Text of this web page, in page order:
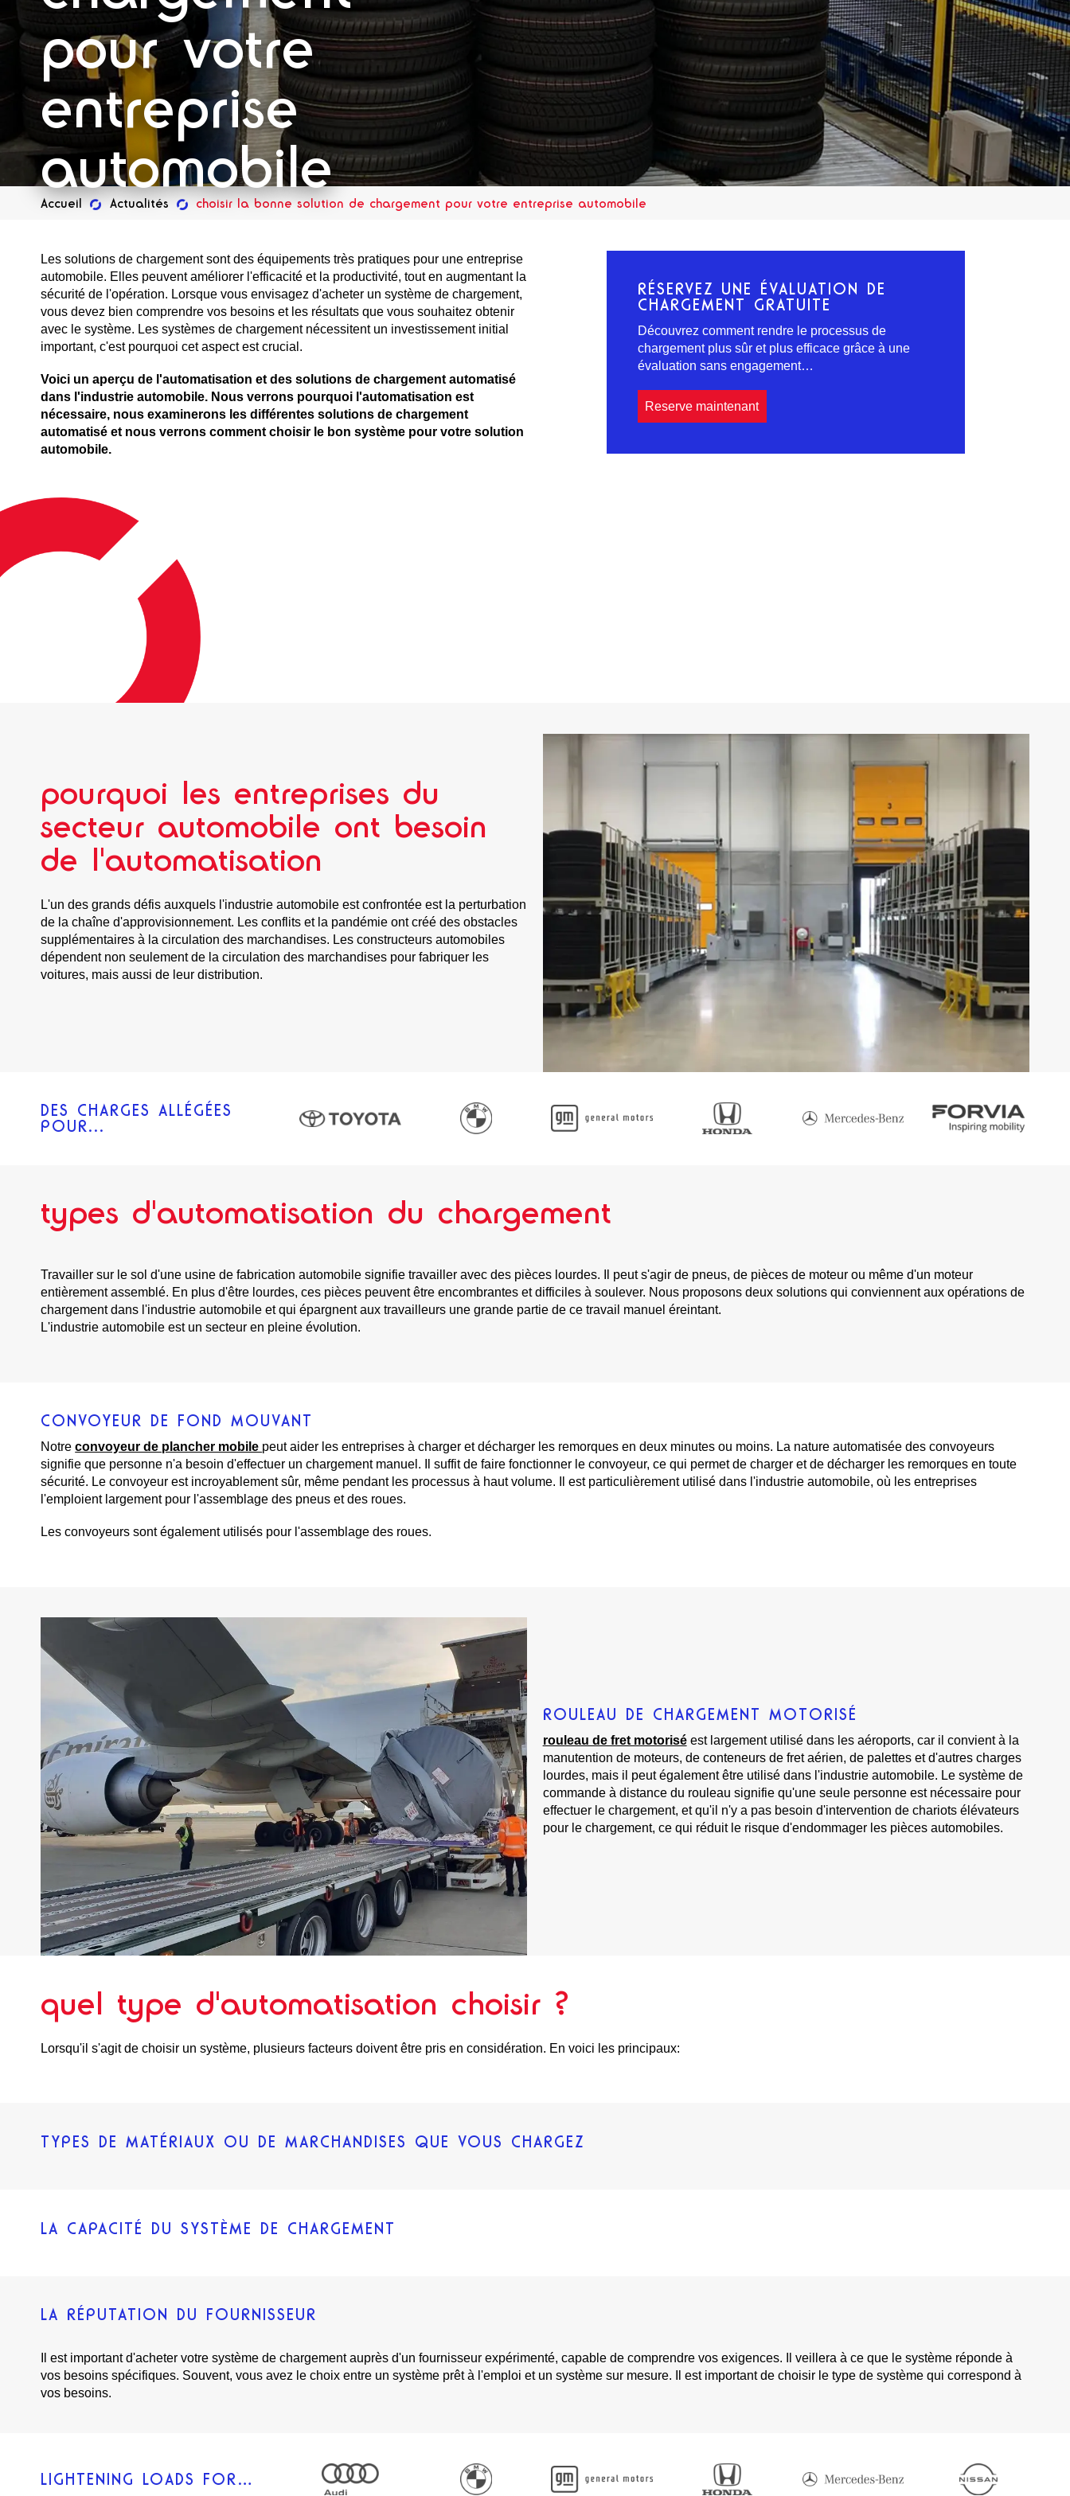
pour votre
entreprise
automobile
Accueil Actualités choisir la bonne solution de chargement pour votre entreprise automobile
Les solutions de chargement sont des équipements très pratiques pour une entreprise
automobile. Elles peuvent améliorer l'efficacité et la productivité, tout en augmentant la
sécurité de l'opération. Lorsque vous envisagez d'acheter un système de chargement,
vous devez bien comprendre vos besoins et les résultats que vous souhaitez obtenir
avec le système. Les systèmes de chargement nécessitent un investissement initial
important, c'est pourquoi cet aspect est crucial.
Voici un aperçu de l'automatisation et des solutions de chargement automatisé
dans l'industrie automobile. Nous verrons pourquoi l'automatisation est
nécessaire, nous examinerons les différentes solutions de chargement
automatisé et nous verrons comment choisir le bon système pour votre solution
automobile.
RÉSERVEZ UNE ÉVALUATION DE
CHARGEMENT GRATUITE
Découvrez comment rendre le processus de
chargement plus sûr et plus efficace grâce à une
évaluation sans engagement…
Reserve maintenant
pourquoi les entreprises du
secteur automobile ont besoin
de l'automatisation
L'un des grands défis auxquels l'industrie automobile est confrontée est la perturbation
de la chaîne d'approvisionnement. Les conflits et la pandémie ont créé des obstacles
supplémentaires à la circulation des marchandises. Les constructeurs automobiles
dépendent non seulement de la circulation des marchandises pour fabriquer les
voitures, mais aussi de leur distribution.
DES CHARGES ALLÉGÉES
POUR...
types d'automatisation du chargement
Travailler sur le sol d'une usine de fabrication automobile signifie travailler avec des pièces lourdes. Il peut s'agir de pneus, de pièces de moteur ou même d'un moteur
entièrement assemblé. En plus d'être lourdes, ces pièces peuvent être encombrantes et difficiles à soulever. Nous proposons deux solutions qui conviennent aux opérations de
chargement dans l'industrie automobile et qui épargnent aux travailleurs une grande partie de ce travail manuel éreintant.
L'industrie automobile est un secteur en pleine évolution.
CONVOYEUR DE FOND MOUVANT
Notreconvoyeur de plancher mobile peut aider les entreprises à charger et décharger les remorques en deux minutes ou moins. La nature automatisée des convoyeurs
signifie que personne n'a besoin d'effectuer un chargement manuel. Il suffit de faire fonctionner le convoyeur, ce qui permet de charger et de décharger les remorques en toute
sécurité. Le convoyeur est incroyablement sûr, même pendant les processus à haut volume. Il est particulièrement utilisé dans l'industrie automobile, où les entreprises
l'emploient largement pour l'assemblage des pneus et des roues.
Les convoyeurs sont également utilisés pour l'assemblage des roues.
ROULEAU DE CHARGEMENT MOTORISÉ
rouleau de fret motoriséest largement utilisé dans les aéroports, car il convient à la
manutention de moteurs, de conteneurs de fret aérien, de palettes et d'autres charges
lourdes, mais il peut également être utilisé dans l'industrie automobile. Le système de
commande à distance du rouleau signifie qu'une seule personne est nécessaire pour
effectuer le chargement, et qu'il n'y a pas besoin d'intervention de chariots élévateurs
pour le chargement, ce qui réduit le risque d'endommager les pièces automobiles.
quel type d'automatisation choisir ?
Lorsqu'il s'agit de choisir un système, plusieurs facteurs doivent être pris en considération. En voici les principaux:
TYPES DE MATÉRIAUX OU DE MARCHANDISES QUE VOUS CHARGEZ
LA CAPACITÉ DU SYSTÈME DE CHARGEMENT
LA RÉPUTATION DU FOURNISSEUR
Il est important d'acheter votre système de chargement auprès d'un fournisseur expérimenté, capable de comprendre vos exigences. Il veillera à ce que le système réponde à
vos besoins spécifiques. Souvent, vous avez le choix entre un système prêt à l'emploi et un système sur mesure. Il est important de choisir le type de système qui correspond à
vos besoins.
LIGHTENING LOADS FOR…